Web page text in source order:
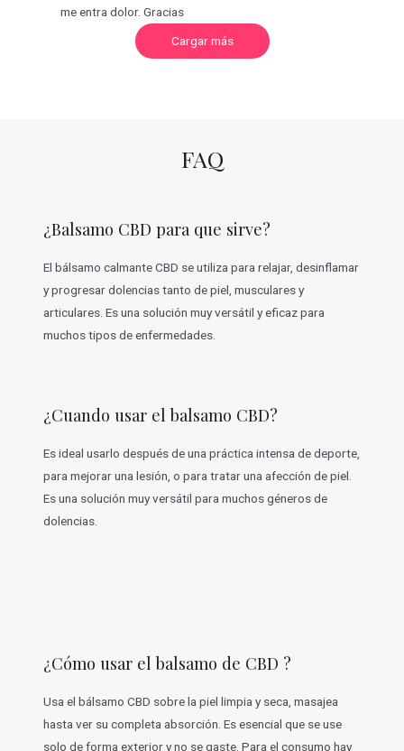
me entra dolor. Gracias
Cargar másC
r
i
o
e
s
FAQ
¿Balsamo CBD para que sirve?
El bálsamo calmante CBD se utiliza para relajar, desinflamar
y progresar dolencias tanto de piel, musculares y
articulares. Es una solución muy versátil y eficaz para
muchos tipos de enfermedades.
¿Cuando usar el balsamo CBD?
Es ideal usarlo después de una práctica intensa de deporte,
para mejorar una lesión, o para tratar una afección de piel.
Es una solución muy versátil para muchos géneros de
dolencias.
¿Cómo usar el balsamo de CBD ?
Usa el bálsamo CBD sobre la piel limpia y seca, masajea
hasta ver su completa absorción. Es esencial que se use
solo de forma exterior y no se gaste. Para el consumo hay